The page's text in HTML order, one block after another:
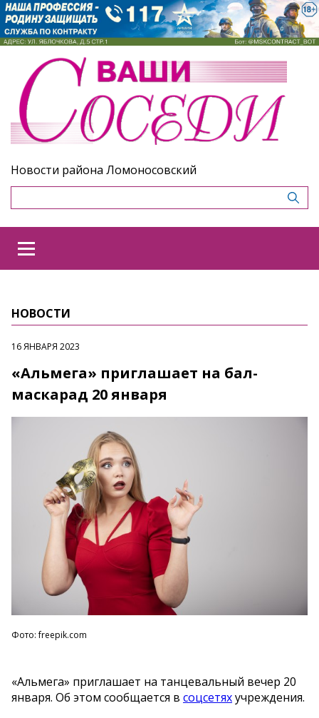
Новости района Ломоносовский
НОВОСТИ
16 ЯНВАРЯ 2023
«Альмега» приглашает на бал-
маскарад 20 января
Фото: freepik.com
«Альмега» приглашает на танцевальный вечер 20
января. Об этом сообщается в соцсетяхучреждения.